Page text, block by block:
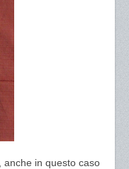
anche in questo caso